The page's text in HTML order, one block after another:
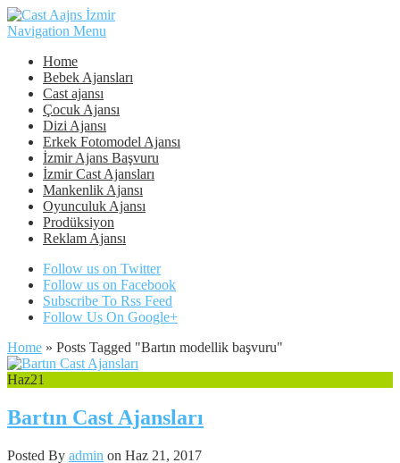
Navigation Menu
Home
Bebek Ajansları
Cast ajansı
Çocuk Ajansı
Dizi Ajansı
Erkek Fotomodel Ajansı
İzmir Ajans Başvuru
İzmir Cast Ajansları
Mankenlik Ajansı
Oyunculuk Ajansı
Prodüksiyon
Reklam Ajansı
Follow us on Twitter
Follow us on Facebook
Subscribe To Rss Feed
Follow Us On Google+
Home » Posts Tagged "Bartın modellik başvuru"
Haz21
Bartın Cast Ajansları
Posted By admin on Haz 21, 2017